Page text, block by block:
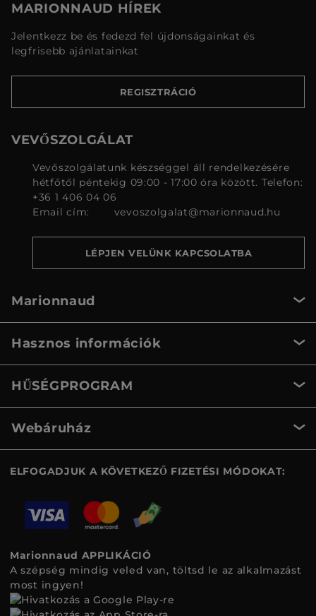
MARIONNAUD HÍREK
Jelentkezz be és fedezd fel újdonságainkat és
legfrisebb ajánlatainkat
REGISZTRÁCIÓ
VEVŐSZOLGÁLAT
Vevőszolgálatunk készséggel áll rendelkezésére
hétfőtől péntekig 09:00 - 17:00 óra között. Telefon:
+36 1 406 04 06
Email cím:
vevoszolgalat@marionnaud.hu
LÉPJEN VELÜNK KAPCSOLATBA
Marionnaud
Hasznos információk
HŰSÉGPROGRAM
Webáruház
ELFOGADJUK A KÖVETKEZŐ FIZETÉSI MÓDOKAT:
Marionnaud APPLIKÁCIÓ
A szépség mindig veled van, töltsd le az alkalmazást
most ingyen!